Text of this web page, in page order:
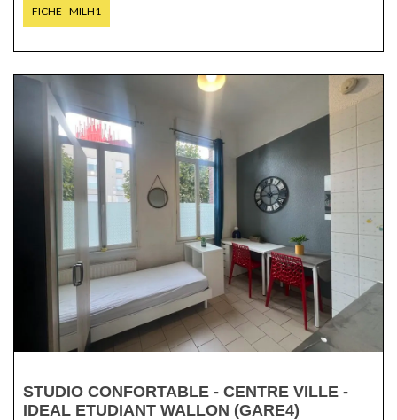
FICHE - MILH1
STUDIO CONFORTABLE - CENTRE VILLE -
IDEAL ETUDIANT WALLON (GARE4)